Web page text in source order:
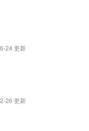
24 更新
26 更新